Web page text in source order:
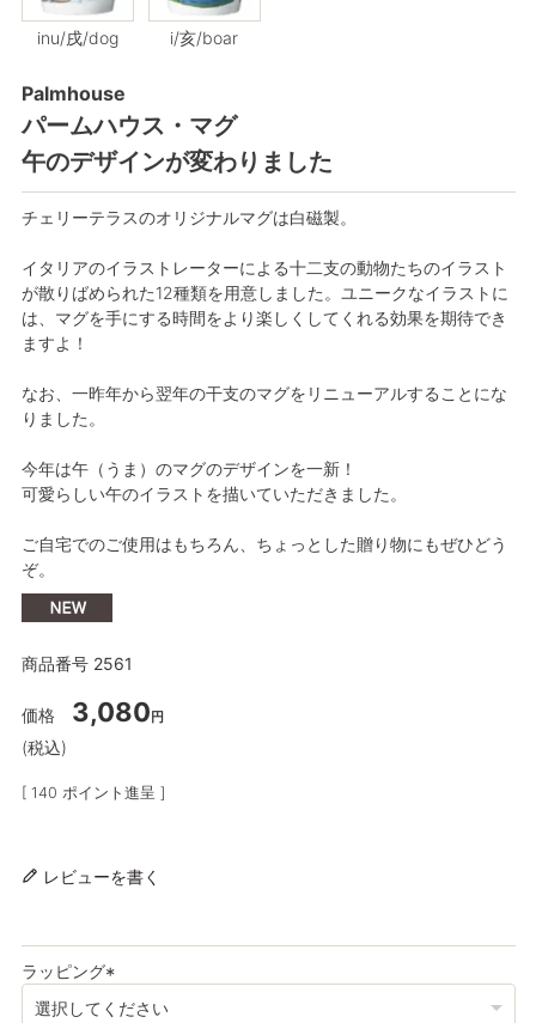
inu/戌/dog i/亥/boar
Palmhouse
パームハウス・マグ
午のデザインが変わりました
チェリーテラスのオリジナルマグは白磁製。
イタリアのイラストレーターによる十二支の動物たちのイラスト
が散りばめられた12種類を用意しました。ユニークなイラストに
は、マグを手にする時間をより楽しくしてくれる効果を期待でき
ますよ！
なお、一昨年から翌年の干支のマグをリニューアルすることにな
りました。
今年は午（うま）のマグのデザインを一新！
可愛らしい午のイラストを描いていただきました。
ご自宅でのご使用はもちろん、ちょっとした贈り物にもぜひどう
ぞ。
商品番号 2561
価格 3,080
税込
[ 140 ポイント進呈 ]
レビューを書く
ラッピング
(